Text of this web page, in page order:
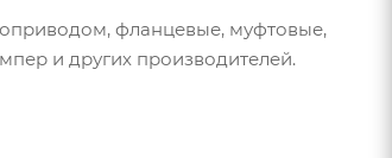
фланцевые, муфтовые,
и других производителей.